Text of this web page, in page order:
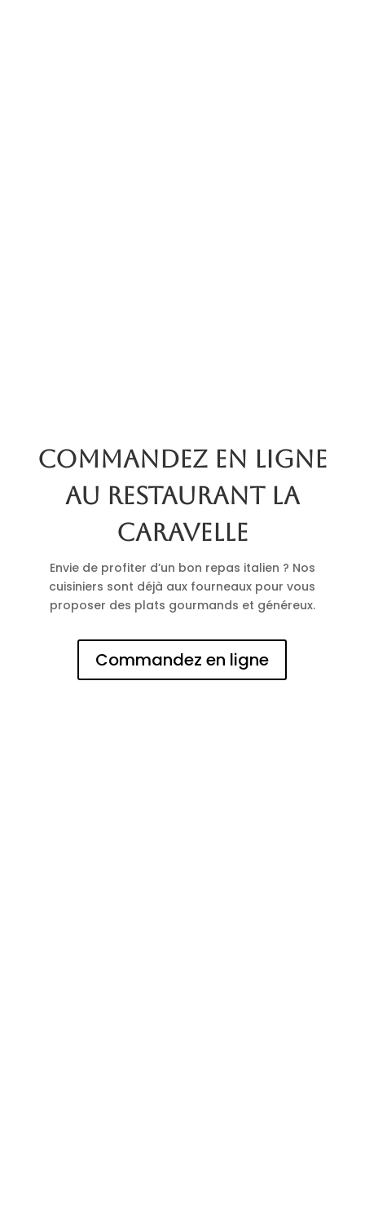
Commandez en ligne
au restaurant La
Caravelle
Envie de profiter d’un bon repas italien ? Nos
cuisiniers sont déjà aux fourneaux pour vous
proposer des plats gourmands et généreux.
Commandez en ligne